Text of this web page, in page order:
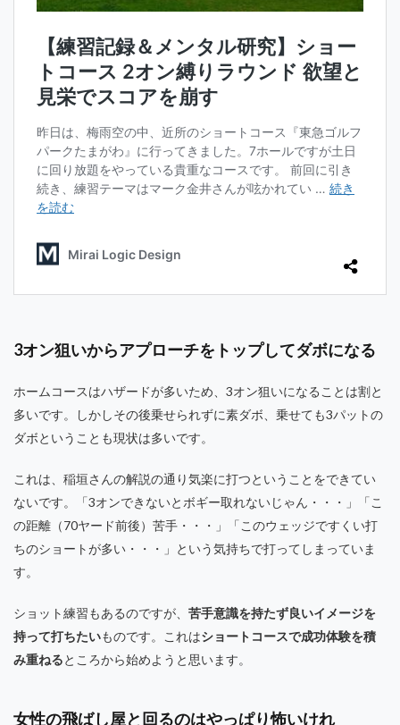
3オン狙いからアプローチをトップしてダボになる
ホームコースはハザードが多いため、3オン狙いになることは割と
多いです。しかしその後乗せられずに素ダボ、乗せても3パットの
ダボということも現状は多いです。
これは、稲垣さんの解説の通り気楽に打つということをできてい
ないです。「3オンできないとボギー取れないじゃん・・・」「こ
の距離（70ヤード前後）苦手・・・」「このウェッジですくい打
ちのショートが多い・・・」という気持ちで打ってしまっていま
す。
ショット練習もあるのですが、 苦手意識を持たず良いイメージを
持って打ちたいものです。これはショートコースで成功体験を積
み重ねるところから始めようと思います。
女性の飛ばし屋と回るのはやっぱり怖いけれ